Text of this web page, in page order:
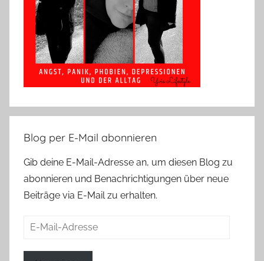
Blog per E-Mail abonnieren
Gib deine E-Mail-Adresse an, um diesen Blog zu
abonnieren und Benachrichtigungen über neue
Beiträge via E-Mail zu erhalten.
E-